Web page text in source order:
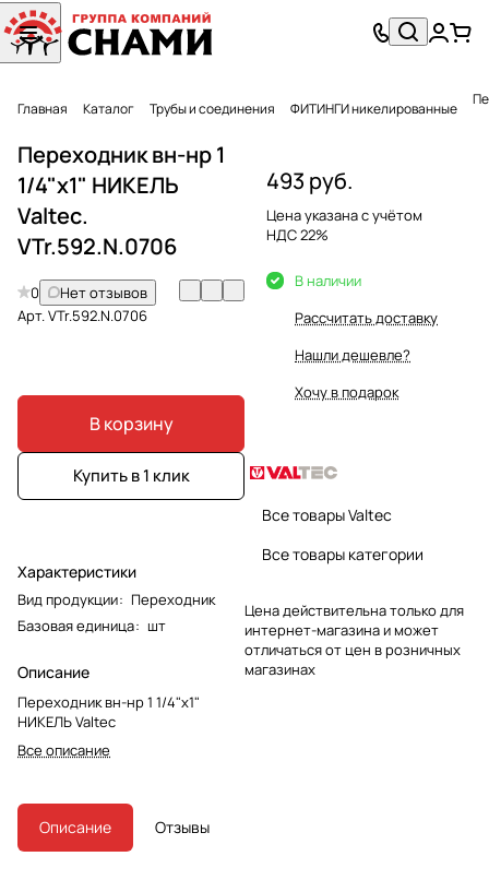
Главная Каталог Трубы и соединения ФИТИНГИ никелированные
Переходник вн-нр 1
1/4"х1" НИКЕЛЬ
Valtec.
VTr.592.N.0706
0
Нет отзывов
Арт.VTr.592.N.0706
В корзину
Купить в 1 клик
Характеристики
Вид продукции: Переходник
Базовая единица: шт
Описание
Переходник вн-нр 1 1/4"х1"
НИКЕЛЬ Valtec
Все описание
493 руб.
Цена указана с учётом
НДС 22%
В наличии
Рассчитать доставку
Нашли дешевле?
Хочу в подарок
Все товары Valtec
Все товары категории
Цена действительна только для
интернет-магазина и может
отличаться от цен в розничных
магазинах
Описание Отзывы